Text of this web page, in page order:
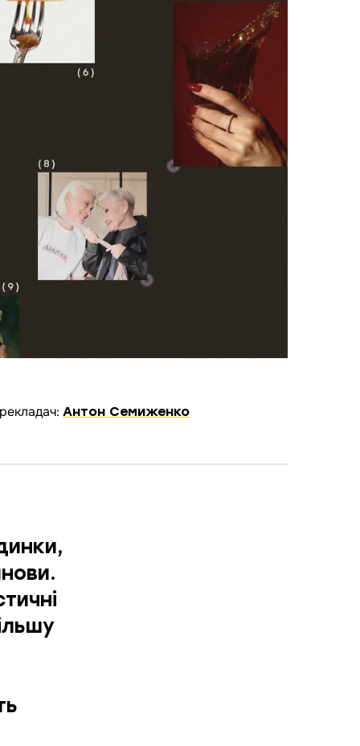
Антон Семиженко